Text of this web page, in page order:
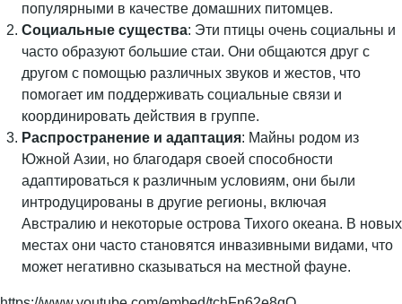
популярными в качестве домашних питомцев.
Социальные существа: Эти птицы очень социальны и
часто образуют большие стаи. Они общаются друг с
другом с помощью различных звуков и жестов, что
помогает им поддерживать социальные связи и
координировать действия в группе.
Распространение и адаптация: Майны родом из
Южной Азии, но благодаря своей способности
адаптироваться к различным условиям, они были
интродуцированы в другие регионы, включая
Австралию и некоторые острова Тихого океана. В новых
местах они часто становятся инвазивными видами, что
может негативно сказываться на местной фауне.